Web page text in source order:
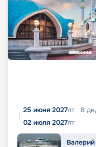
25 июня 2027пт 8 дн
02 июля 2027пт